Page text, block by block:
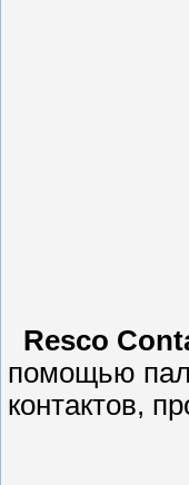
Resco
помощью
контактов,